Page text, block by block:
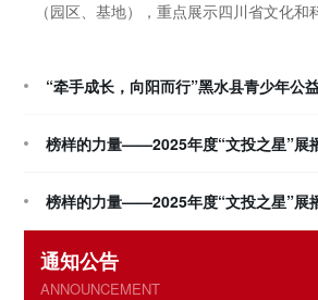
（园区、基地），重点展示四川省文化
成果、文化科技优质产品和项目，让观众
“牵手成长，向阳而行”黑水县青少年公
功举办
榜样的力量——2025年度“文投之星”展
（三）
榜样的力量——2025年度“文投之星”展
（二）
通知公告
ANNOUNCEMENT
07-24
07-24
人员公开招聘笔试成绩公示
四川文投汇文·文化产业园第三批次精装
选结果公示
四川文化产业投资集团有限责任公司关于
工招聘笔试环节中介服务招标结果公示